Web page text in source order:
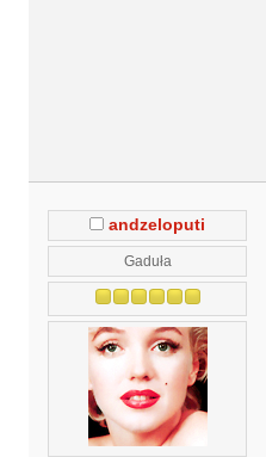
andzeloputi
Gaduła